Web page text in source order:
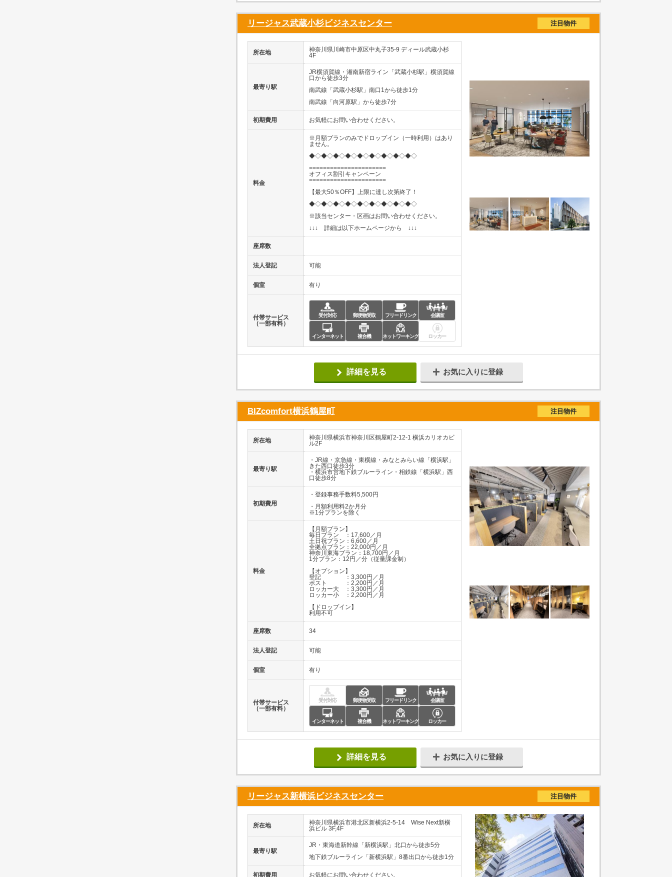
リージャス武蔵小杉ビジネスセンター 注目物件
所在地
神奈川県川崎市中原区中丸子35-9 ディール武蔵小杉
4F
最寄り駅
JR横須賀線・湘南新宿ライン「武蔵小杉駅」横須賀線
口から徒歩3分
南武線「武蔵小杉駅」南口1から徒歩1分
南武線「向河原駅」から徒歩7分
初期費用 お気軽にお問い合わせください。
料金
※月額プランのみでドロップイン（一時利用）はあり
ません。
◆◇◆◇◆◇◆◇◆◇◆◇◆◇◆◇◆◇
======================
オフィス割引キャンペーン
======================
【最大50％OFF】上限に達し次第終了！
◆◇◆◇◆◇◆◇◆◇◆◇◆◇◆◇◆◇
※該当センター・区画はお問い合わせください。
↓↓↓ 詳細は以下ホームページから ↓↓↓
座席数
法人登記 可能
個室 有り
付帯サービス
（一部有料）
受付対応 郵便物受取 フリードリンク 会議室
インターネット 複合機 ネットワーキング ロッカー
詳細を見る お気に入りに登録
BIZcomfort横浜鶴屋町 注目物件
所在地
神奈川県横浜市神奈川区鶴屋町2-12-1 横浜カリオカビ
ル2F
最寄り駅
・JR線・京急線・東横線・みなとみらい線「横浜駅」
きた西口徒歩3分
・横浜市営地下鉄ブルーライン・相鉄線「横浜駅」西
口徒歩8分
初期費用
・登録事務手数料5,500円
・月額利用料2か月分
※1分プランを除く
料金
【月額プラン】
毎日プラン ：17,600／月
土日祝プラン：6,600／月
全拠点プラン：22,000円／月
神奈川東海プラン：18,700円／月
1分プラン：12円／分（従量課金制）
【オプション】
登記 ：3,300円／月
ポスト ：2,200円／月
ロッカー大 ：3,300円／月
ロッカー小 ：2,200円／月
【ドロップイン】
利用不可
座席数 34
法人登記 可能
個室 有り
付帯サービス
（一部有料）
受付対応 郵便物受取 フリードリンク 会議室
インターネット 複合機 ネットワーキング ロッカー
詳細を見る お気に入りに登録
リージャス新横浜ビジネスセンター 注目物件
所在地
神奈川県横浜市港北区新横浜2-5-14 Wise Next新横
浜ビル 3F,4F
最寄り駅
JR・東海道新幹線「新横浜駅」北口から徒歩5分
地下鉄ブルーライン「新横浜駅」8番出口から徒歩1分
初期費用 お気軽にお問い合わせください。